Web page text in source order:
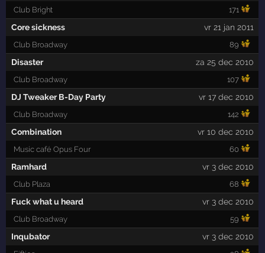
Club Bright 171
Core sickness vr 21 jan 2011
Club Broadway 89
Disaster za 25 dec 2010
Club Broadway 107
DJ Tweaker B-Day Party vr 17 dec 2010
Club Broadway 142
Combination vr 10 dec 2010
Music café Opus Four 60
Ramhard vr 3 dec 2010
Club Plaza 68
Fuck what u heard vr 3 dec 2010
Club Broadway 59
Inqubator vr 3 dec 2010